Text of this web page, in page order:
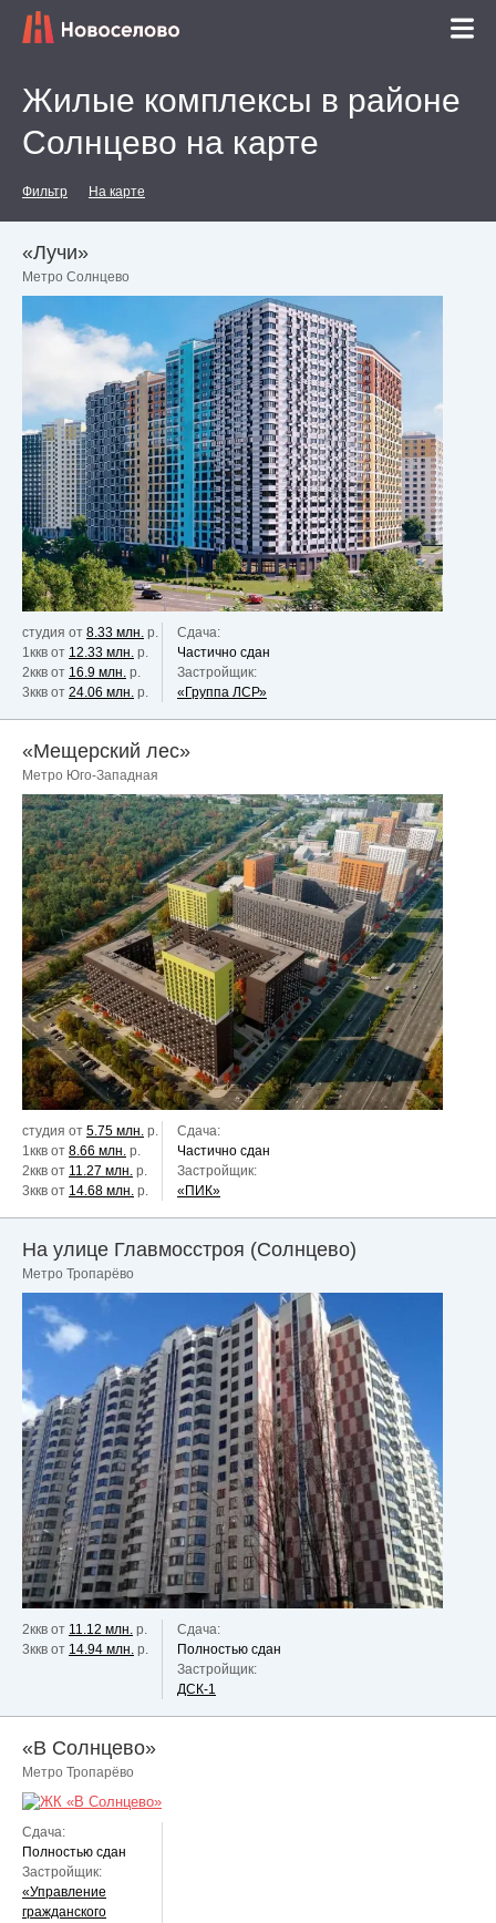
Жилые комплексы в районе
Солнцево на карте
Фильтр На карте
«Лучи»
Метро Солнцево
студия от 8.33 млн. р.
1ккв от 12.33 млн. р.
2ккв от 16.9 млн. р.
3ккв от 24.06 млн. р.
Сдача:
Частично сдан
Застройщик:
«Группа ЛСР»
«Мещерский лес»
Метро Юго-Западная
студия от 5.75 млн. р.
1ккв от 8.66 млн. р.
2ккв от 11.27 млн. р.
3ккв от 14.68 млн. р.
Сдача:
Частично сдан
Застройщик:
«ПИК»
На улице Главмосстроя (Солнцево)
Метро Тропарёво
2ккв от 11.12 млн. р.
3ккв от 14.94 млн. р.
Сдача:
Полностью сдан
Застройщик:
ДСК-1
«В Солнцево»
Метро Тропарёво
Сдача:
Полностью сдан
Застройщик:
«Управление
гражданского